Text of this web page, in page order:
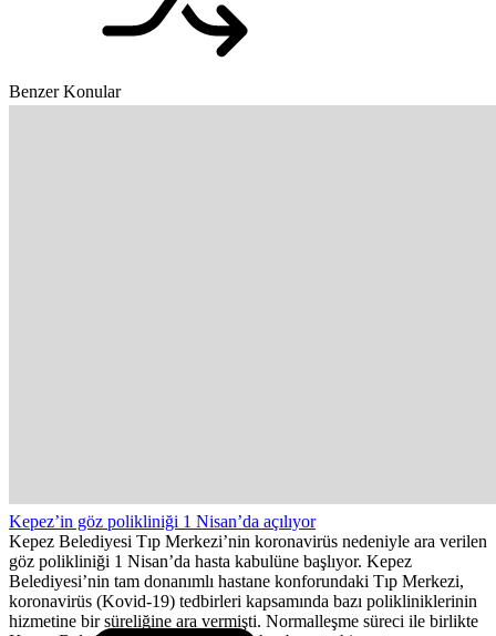
Benzer Konular
Kepez’in göz polikliniği 1 Nisan’da açılıyor
Kepez Belediyesi Tıp Merkezi’nin koronavirüs nedeniyle ara verilen
göz polikliniği 1 Nisan’da hasta kabulüne başlıyor. Kepez
Belediyesi’nin tam donanımlı hastane konforundaki Tıp Merkezi,
koronavirüs (Kovid-19) tedbirleri kapsamında bazı polikliniklerinin
hizmetine bir süreliğine ara vermişti. Normalleşme süreci ile birlikte